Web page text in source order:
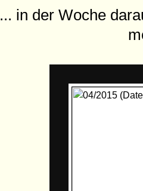
... in der Woche